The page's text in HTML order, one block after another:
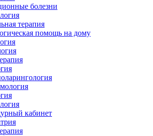
болезни
терапия
помощь на дому
кабинет